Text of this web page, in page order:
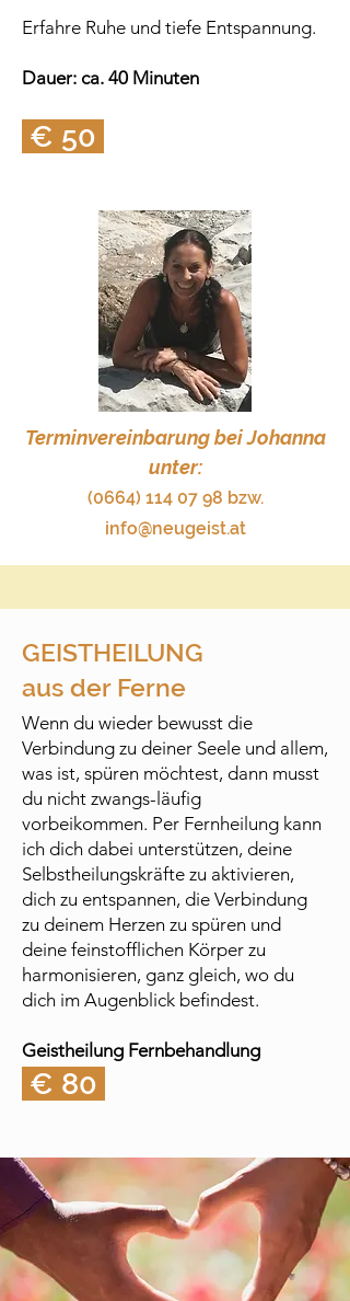
Erfahre Ruhe und tiefe Entspannung.
Dauer: ca. 40 Minuten
€ 50
Terminvereinbarung bei Johanna
unter:
(0664) 114 07 98 bzw.
info@neugeist.at
GEISTHEILUNG
aus der Ferne
Wenn du wieder bewusst die
Verbindung zu deiner Seele und allem,
was ist, spüren möchtest, dann musst
du nicht zwangs-läufig
vorbeikommen. Per Fernheilung kann
ich dich dabei unterstützen, deine
Selbstheilungskräfte zu aktivieren,
dich zu entspannen, die Verbindung
zu deinem Herzen zu spüren und
deine feinstofflichen Körper zu
harmonisieren, ganz gleich, wo du
dich im Augenblick befindest.
Geistheilung Fernbehandlung
€ 80